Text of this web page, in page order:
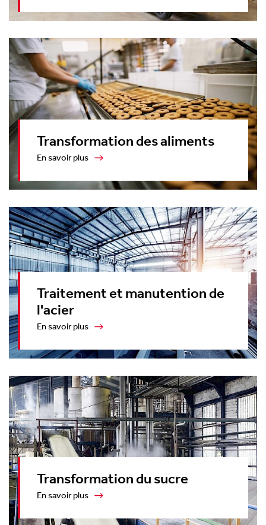
Transformation des aliments
En savoir plus
Traitement et manutention de
l'acier
En savoir plus
Transformation du sucre
En savoir plus